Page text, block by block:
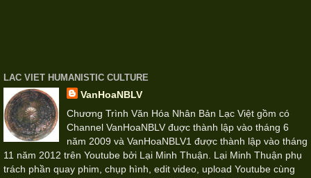
LAC VIET HUMANISTIC CULTURE
VanHoaNBLV
Chương Trình Văn Hóa Nhân Bản Lạc Việt gồm có
Channel VanHoaNBLV đuợc thành lập vào tháng 6
năm 2009 và VanHoaNBLV1 được thành lập vào tháng
11 năm 2012 trên Youtube bởi Lại Minh Thuận. Lại Minh Thuận phụ
trách phần quay phim, chụp hình, edit video, upload Youtube cùng